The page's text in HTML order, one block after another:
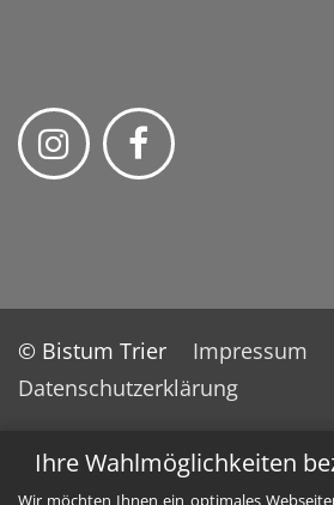
Ihre Wahlmöglichkeiten
Wir möchten Ihnen ein optimales
© Bistum Trier
Impressum
Datenschutzerklärung